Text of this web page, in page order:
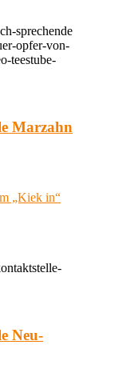
sprechende
opfer-von-
teestube-
Marzahn
„Kiek in“
Neu-